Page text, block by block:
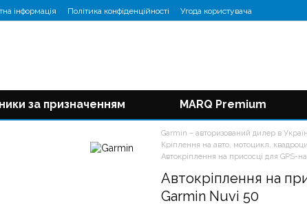
інформація Політика конфіденційності
Угода користувача
за призначенням MARQ Premium
Garmin – авторизований дилер в
Кріплення на авто, мотоцикл,
Автокріплення на присосці для GPS-
Автокріплення на
Garmin Nuvi 50